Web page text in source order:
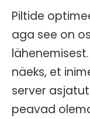
Piltide
aga see on
näeks, et
server
peavad